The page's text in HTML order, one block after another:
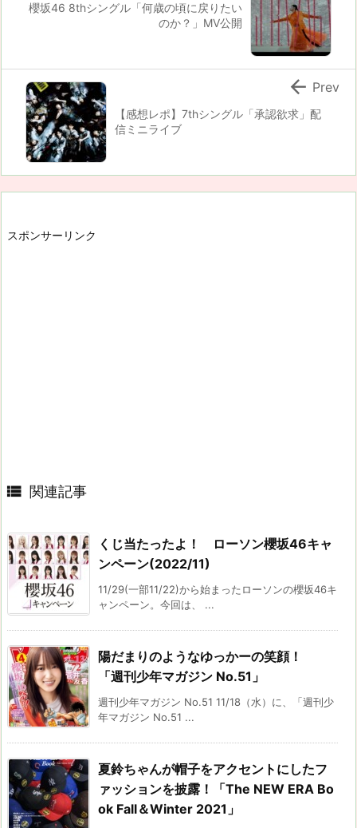
櫻坂46 8thシングル「何歳の頃に戻りたい
のか？」MV公開
【感想レポ】7thシングル「承認欲求」配
信ミニライブ
 Prev
スポンサーリンク
 関連記事
くじ当たったよ！ ローソン櫻坂46キャ
ンペーン(2022/11)
11/29(一部11/22)から始まったローソンの櫻坂46キ
ャンペーン。今回は、 ...
陽だまりのようなゆっかーの笑顔！
「週刊少年マガジン No.51」
週刊少年マガジン No.51 11/18（水）に、「週刊少
年マガジン No.51 ...
夏鈴ちゃんが帽子をアクセントにしたフ
ァッションを披露！「The NEW ERA Bo
ok Fall＆Winter 2021」